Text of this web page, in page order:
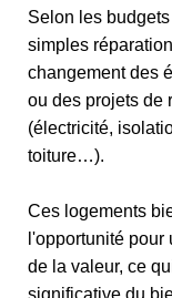
Selon les
simples
changement des
ou des projets de
(électricité,
toiture…).
Ces logements
l'opportunité
de la valeur, ce
significative du